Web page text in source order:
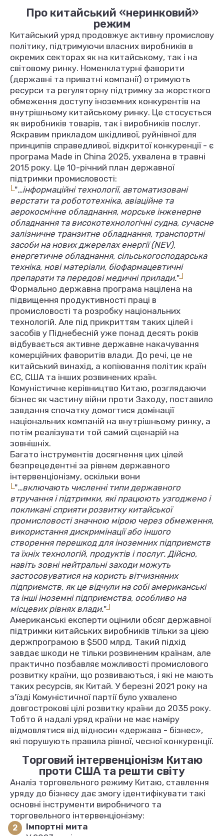
Про китайський «неринковий»
режим
Китайський уряд продовжує активну промислову
політику, підтримуючи власних виробників в
окремих секторах як на китайському, так і на
світовому ринку. Номенклатурні фаворити
(державні та приватні компанії) отримують
ресурси та регуляторну підтримку за жорсткого
обмеження доступу іноземних конкурентів на
внутрішньому китайському ринку. Це стосується
як виробників товарів, так і виробників послуг.
Яскравим прикладом шкідливої, руйнівної для
принципів справедливої, відкритої конкуренції - є
програма Made in China 2025, ухвалена в травні
2015 року. Це 10-річний план державної
підтримки промисловості:
L"…інформаційні технології, автоматизовані
верстати та робототехніка, авіаційне та
аерокосмічне обладнання, морське інженерне
обладнання та високотехнологічні судна, сучасне
залізничне транзитне обладнання, транспортні
засоби на нових джерелах енергії (NEV),
енергетичне обладнання, сільськогосподарська
техніка, нові матеріали, біофармацевтичні
препарати та передові медичні прилади."L
Формально державна програма націлена на
підвищення продуктивності праці в
промисловості та розробку національних
технологій. Але під прикриттям таких цілей і
засобів у Піднебесній уже понад десять років
відбувається активне державне накачування
комерційних фаворитів влади. До речі, це не
китайський винахід, а копіювання політик країн
ЄС, США та інших розвинених країн.
Комуністичне керівництво Китаю, розглядаючи
бізнес як частину війни проти Заходу, поставило
завдання спочатку домогтися домінації
національних компаній на внутрішньому ринку, а
потім реалізувати той самий сценарій на
зовнішніх.
Багато інструментів досягнення цих цілей
безпрецедентні за рівнем державного
інтервенціонізму, оскільки вони
L"…включають численні типи державного
втручання і підтримки, які працюють узгоджено і
покликані сприяти розвитку китайської
промисловості значною мірою через обмеження,
використання дискримінації або іншого
створення перешкод для іноземних підприємств
та їхніх технологій, продуктів і послуг. Дійсно,
навіть зовні нейтральні заходи можуть
застосовуватися на користь вітчизняних
підприємств, як це відчули на собі американські
та інші іноземні підприємства, особливо на
місцевих рівнях влади."L
Американські експерти оцінили обсяг державної
підтримки китайських виробників тільки за цією
держпрограмою в $500 млрд. Такий підхід
завдає шкоди не тільки розвиненим країнам, але
практично позбавляє можливості промислового
розвитку країни, що розвиваються, і які не мають
таких ресурсів, як Китай. У березні 2021 року на
з'їзді Комуністичної партії було ухвалено
довгострокові цілі розвитку країни до 2035 року.
Тобто й надалі уряд країни не має наміру
відмовлятися від відносин «держава - бізнес»,
які порушують правила рівної, чесної конкуренції.
Торговий інтервенціонізм Китаю
проти США та решти світу
Аналіз торговельного режиму Китаю, ставлення
уряду до бізнесу дає змогу ідентифікувати такі
основні інструменти виробничого та
торговельного інтервенціонізму:
Імпортні мита